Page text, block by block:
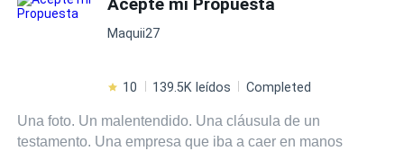
Dominante Contemporánea Traición
Maquii27
10 139.5K leídos Completed
Una foto. Un malentendido. Una cláusula de un
testamento. Una empresa que iba a caer en manos